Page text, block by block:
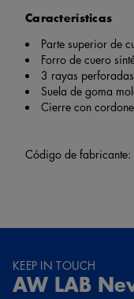
Características
Parte superior de
Forro de cuero
3 rayas perforadas
Suela de goma
Cierre con
Código de
KEEP IN TOUCH
AW LAB